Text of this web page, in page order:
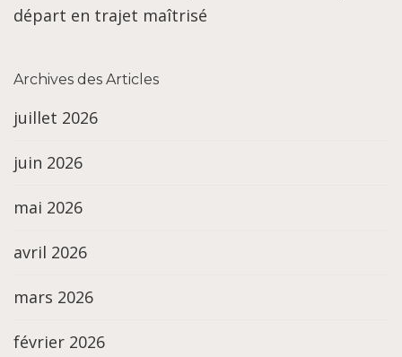
départ en trajet maîtrisé
Archives des Articles
juillet 2026
juin 2026
mai 2026
avril 2026
mars 2026
février 2026